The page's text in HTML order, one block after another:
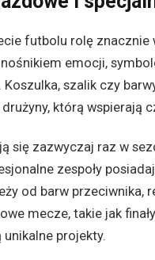
futbolu rolę
emocji,
Koszulka, szalik czy
którą wspierają
się zazwyczaj raz w
zespoły
od barw przeciwnika,
mecze, takie jak
projekty.